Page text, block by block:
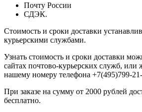
Почту России
СДЭК.
Стоимость и сроки доставки
курьерскими службами.
Узнать стоимость и сроки доставки
сайтах почтово-курьерских служб, или
нашему номеру телефона +7(495)799-
При заказе на сумму от 2000 рублей
бесплатно.